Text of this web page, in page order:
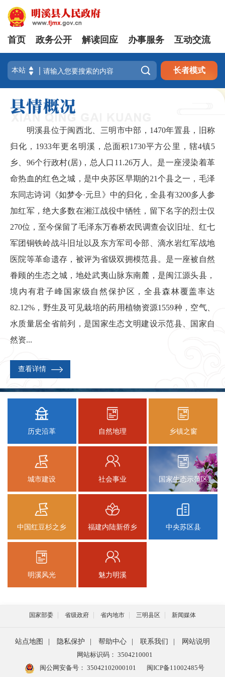
首页 政务公开 解读回应 办事服务 互动交流
 长者模式
明溪县位于闽西北、三明市中部，1470年置县，旧称
归化，1933年更名明溪，总面积1730平方公里，辖4镇5
乡、96个行政村(居)，总人口11.26万人。是一座浸染着革
命热血的红色之城，是中央苏区早期的21个县之一，毛泽
东同志诗词《如梦令·元旦》中的归化，全县有3200多人参
加红军，绝大多数在湘江战役中牺牲，留下名字的烈士仅
270位，至今保留了毛泽东万春桥农民调查会议旧址、红七
军团铜铁岭战斗旧址以及东方军司令部、滴水岩红军战地
医院等革命遗存，被评为省级双拥模范县。是一座被自然
眷顾的生态之城，地处武夷山脉东南麓，是闽江源头县，
境内有君子峰国家级自然保护区，全县森林覆盖率达
82.12%，野生及可见栽培的药用植物资源1559种，空气、
水质量居全省前列，是国家生态文明建设示范县、国家自
然资...
查看详情
历史沿革 自然地理 乡镇之窗
城市建设 社会事业 国家生态示范区
中国红豆杉之乡 福建内陆新侨乡 中央苏区县
明溪风光 魅力明溪
国家部委 省级政府 省内地市 三明县区 新闻媒体
站点地图 隐私保护 帮助中心 联系我们
网站说明
网站标识码： 3504210001
闽公网安备号： 35042102000101 闽ICP备11002485号